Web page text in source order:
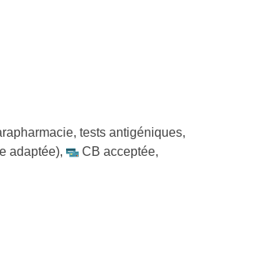
, tests antigéniques,
adaptée), CB acceptée,